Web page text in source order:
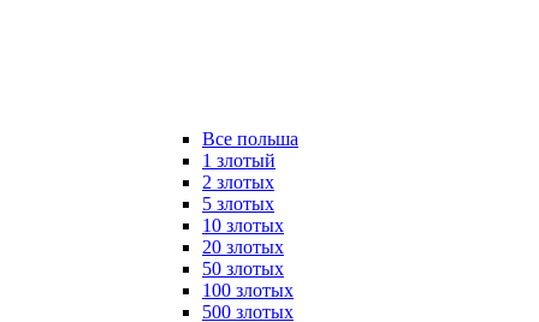
Все польша
1 злотый
2 злотых
5 злотых
10 злотых
20 злотых
50 злотых
100 злотых
500 злотых